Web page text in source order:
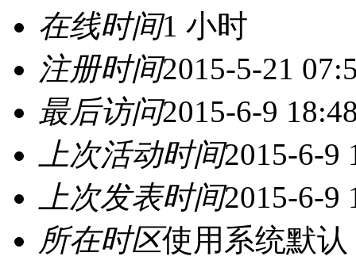
在线时间1 小时
注册时间2015-5-21
最后访问2015-6-9
上次活动时间2015-6-9
上次发表时间2015-6-9
所在时区使用系统默认